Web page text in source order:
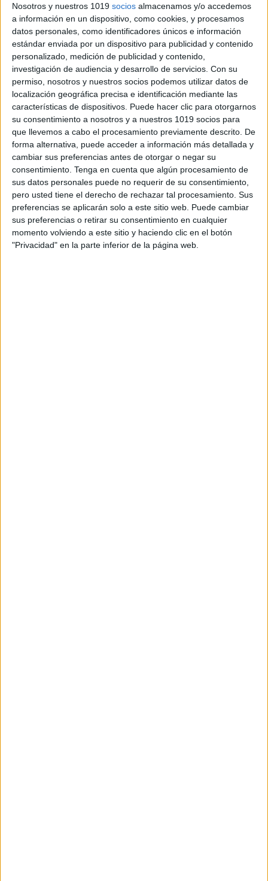
Nosotros y nuestros 1019 socios almacenamos y/o accedemos
a información en un dispositivo, como cookies, y procesamos
datos personales, como identificadores únicos e información
estándar enviada por un dispositivo para publicidad y contenido
personalizado, medición de publicidad y contenido,
investigación de audiencia y desarrollo de servicios. Con su
permiso, nosotros y nuestros socios podemos utilizar datos de
localización geográfica precisa e identificación mediante las
características de dispositivos. Puede hacer clic para otorgarnos
su consentimiento a nosotros y a nuestros 1019 socios para
que llevemos a cabo el procesamiento previamente descrito. De
forma alternativa, puede acceder a información más detallada y
cambiar sus preferencias antes de otorgar o negar su
consentimiento. Tenga en cuenta que algún procesamiento de
sus datos personales puede no requerir de su consentimiento,
pero usted tiene el derecho de rechazar tal procesamiento. Sus
preferencias se aplicarán solo a este sitio web. Puede cambiar
sus preferencias o retirar su consentimiento en cualquier
momento volviendo a este sitio y haciendo clic en el botón
"Privacidad" en la parte inferior de la página web.
Deja una respuesta
Tu dirección de correo electrónico no
será publicada. Los campos obligatorios
están marcados con*
Comentario*
Nombre*